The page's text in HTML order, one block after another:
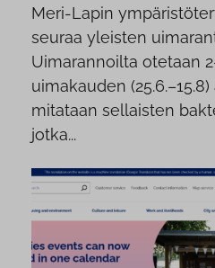
Meri-Lapin
seuraa yleisten
Uimarannoilta otetaan
uimakauden
mitataan sellaisten
jotka...